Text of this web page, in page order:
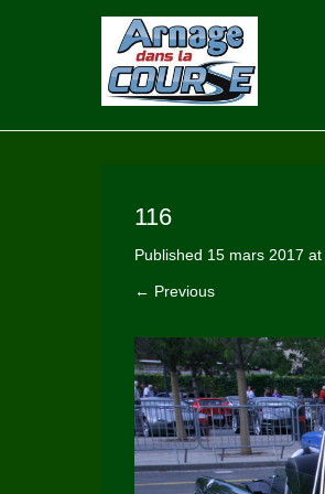
116
Published 15 mars 2017 at
← Previous